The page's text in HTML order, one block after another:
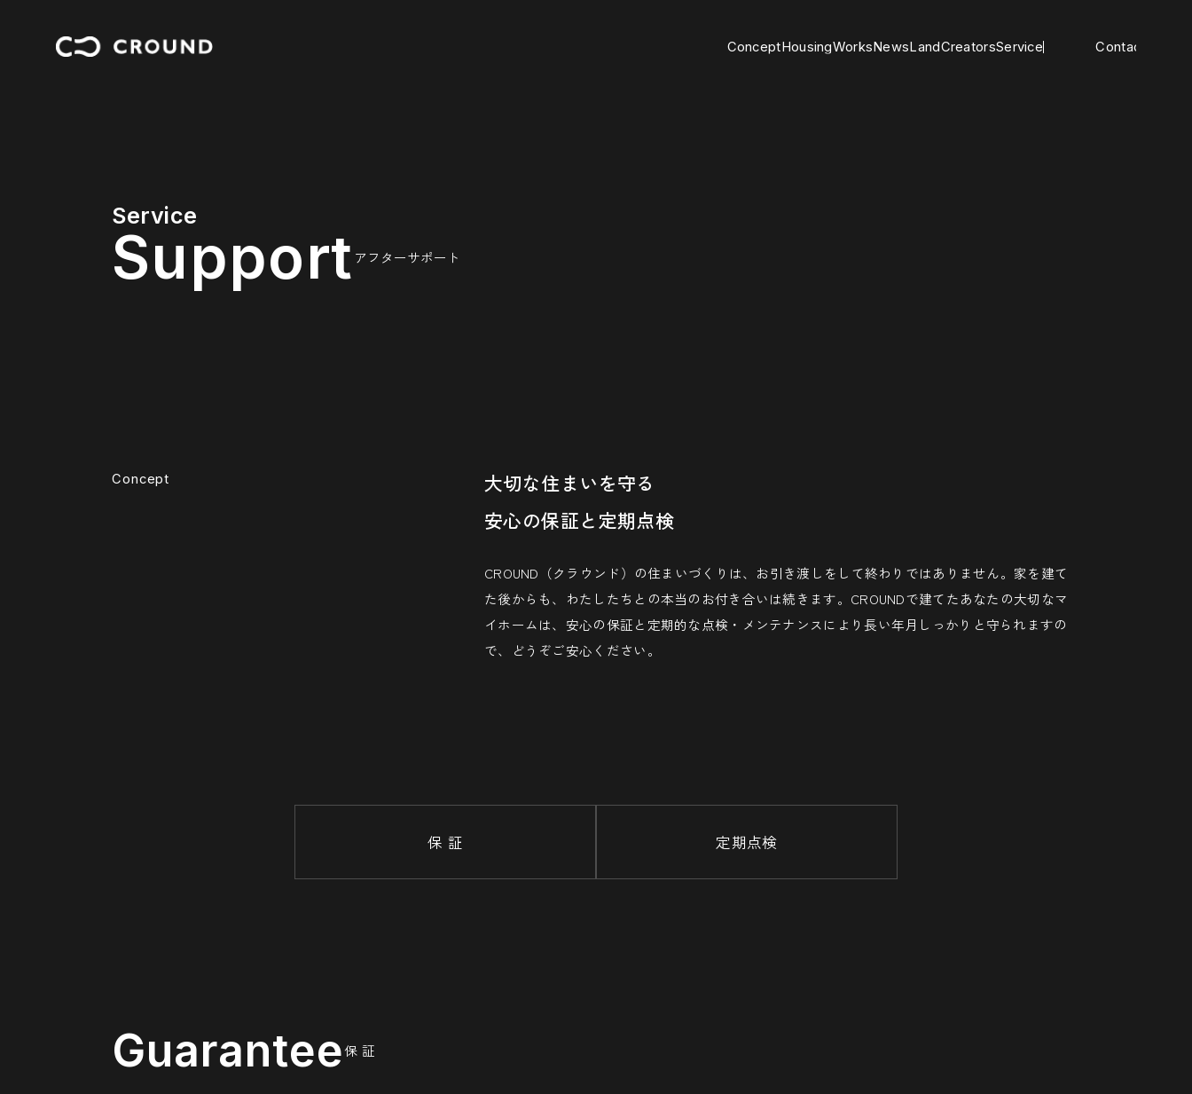
ConceptHousingWorksNewsLandCreatorsService Contact
Service
Support アフターサポート
Concept
大切な住まいを守る
安心の保証と定期点検
CROUND（クラウンド）の住まいづくりは、お引き渡しをして終わりではありません。家を建て
た後からも、わたしたちとの本当のお付き合いは続きます。CROUNDで建てたあなたの大切なマ
イホームは、安心の保証と定期的な点検・メンテナンスにより長い年月しっかりと守られますの
で、どうぞご安心ください。
保 証 定期点検
Guarantee保 証